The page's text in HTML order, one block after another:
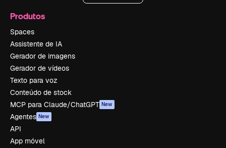
Produtos
Spaces
Assistente de IA
Gerador de imagens
Gerador de vídeos
Texto para voz
Conteúdo de stock
MCP para Claude/ChatGPT New
Agentes New
API
App móvel